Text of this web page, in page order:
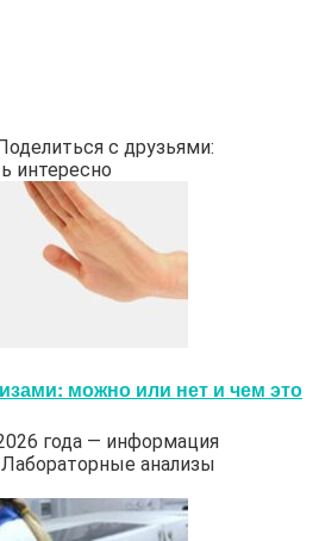
с друзьями:
интересно
можно или нет и чем это
года — информация
анализы